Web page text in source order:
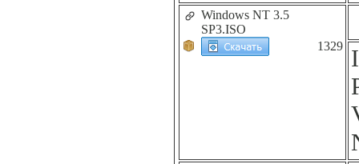
Windows NT 3.5
SP3.ISO
1329